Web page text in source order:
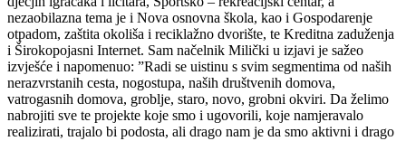
nezaobilazna tema je i Nova osnovna škola, kao i Gospodarenje
otpadom, zaštita okoliša i reciklažno dvorište, te Kreditna zaduženja
i Širokopojasni Internet. Sam načelnik Milički u izjavi je sažeo
izvješće i napomenuo: ”Radi se uistinu s svim segmentima od naših
nerazvrstanih cesta, nogostupa, naših društvenih domova,
vatrogasnih domova, groblje, staro, novo, grobni okviri. Da želimo
nabrojiti sve te projekte koje smo i ugovorili, koje namjeravalo
realizirati, trajalo bi podosta, ali drago nam je da smo aktivni i drago